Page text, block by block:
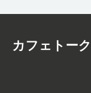
カフェトーク